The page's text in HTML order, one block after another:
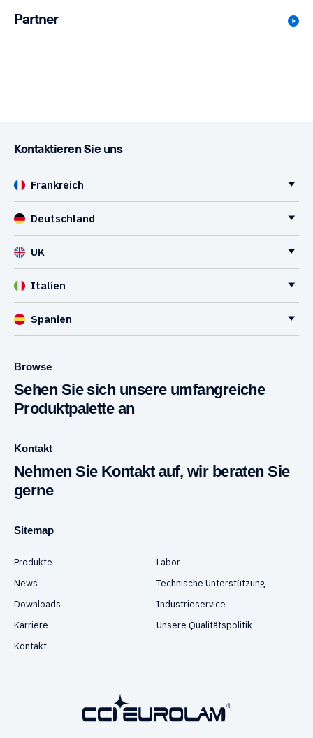
Partner
Kontaktieren Sie uns
Frankreich
Deutschland
UK
Italien
Spanien
Browse
Sehen Sie sich unsere umfangreiche
Produktpalette an
Kontakt
Nehmen Sie Kontakt auf, wir beraten Sie
gerne
Sitemap
Produkte
Labor
News
Technische Unterstützung
Downloads
Industrieservice
Karriere
Unsere Qualitätspolitik
Kontakt